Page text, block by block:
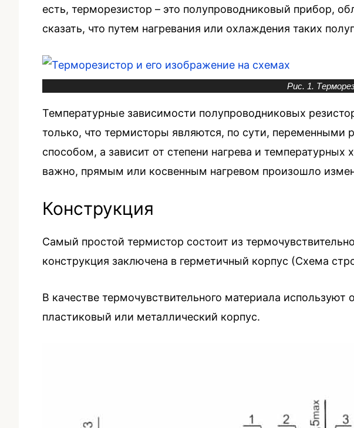
есть, терморезистор – это полупроводниковый прибор,
сказать, что путем нагревания или охлаждения таких
Рис. 1.
Температурные зависимости полупроводниковых
только, что термисторы являются, по сути, переменными
способом, а зависит от степени нагрева и
важно, прямым или косвенным нагревом произошло
Конструкция
Самый простой термистор состоит из
конструкция заключена в герметичный корпус (Схема
В качестве термочувствительного материала
пластиковый или металлический корпус.